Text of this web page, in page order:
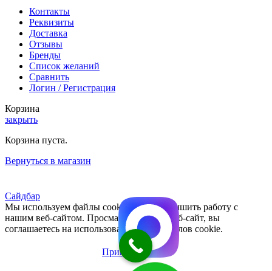
Контакты
Реквизиты
Доставка
Отзывы
Бренды
Список желаний
Сравнить
Логин / Регистрация
Корзина
закрыть
Корзина пуста.
Вернуться в магазин
Сайдбар
Мы используем файлы cookie, чтобы улучшить работу с
нашим веб-сайтом. Просматривая этот веб-сайт, вы
соглашаетесь на использование нами файлов cookie.
Принять